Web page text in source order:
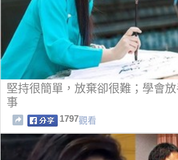
堅持很簡單，放棄卻很難；學會
事
1797觀看